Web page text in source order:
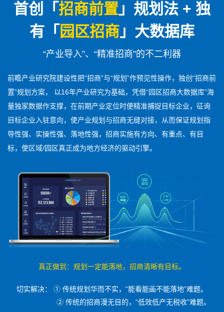
首创「 招商前置 」规划法 + 独
有「 园区招商 」大数据库
“产业导入”、“精准招商”的不二利器
前瞻产业研究院建设性把“招商”与“规划”作预见性操作，独创“招商前
置”规划方案， 以16年产业研究为基础，凭借“园区招商大数据库”海
量独家数据作支撑，在前期产业定位时便精准捕捉目标企业，征询
目标企业入驻意向，使产业规划与招商无缝对接，从而保证规划指
导性强、实操性强、落地性强，招商实施有方向、有重点、有目
标，使区域/园区真正成为地方经济的驱动引擎。
真正做到：规划一定能落地，招商清晰有目标。
切实解决： ① 传统规划华而不实，“能看能画不能落地”难题。
② 传统的招商漫无目的，“低效低产无税收”难题。